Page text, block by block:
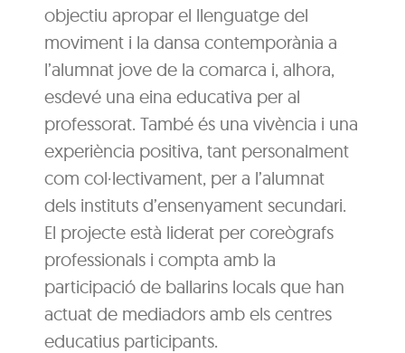
objectiu apropar el llenguatge del
moviment i la dansa contemporània a
l’alumnat jove de la comarca i, alhora,
esdevé una eina educativa per al
professorat. També és una vivència i una
experiència positiva, tant personalment
com col·lectivament, per a l’alumnat
dels instituts d’ensenyament secundari.
El projecte està liderat per coreògrafs
professionals i compta amb la
participació de ballarins locals que han
actuat de mediadors amb els centres
educatius participants.